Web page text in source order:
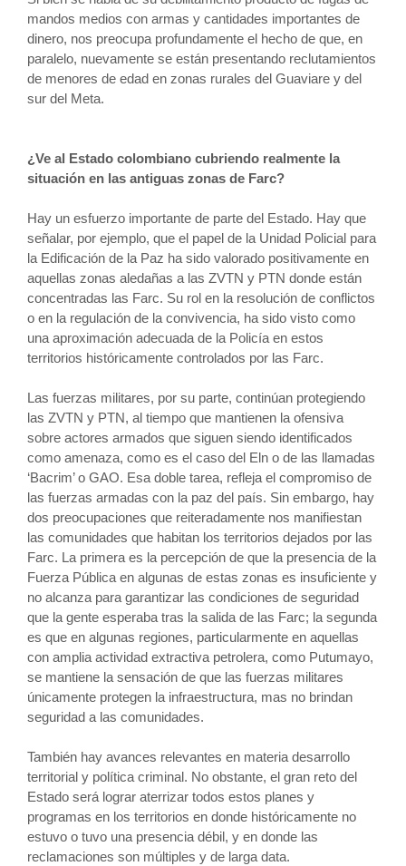
mandos medios con armas y cantidades importantes de
dinero, nos preocupa profundamente el hecho de que, en
paralelo, nuevamente se están presentando reclutamientos
de menores de edad en zonas rurales del Guaviare y del
sur del Meta.
¿Ve al Estado colombiano cubriendo realmente la
situación en las antiguas zonas de Farc?
Hay un esfuerzo importante de parte del Estado. Hay que
señalar, por ejemplo, que el papel de la Unidad Policial para
la Edificación de la Paz ha sido valorado positivamente en
aquellas zonas aledañas a las ZVTN y PTN donde están
concentradas las Farc. Su rol en la resolución de conflictos
o en la regulación de la convivencia, ha sido visto como
una aproximación adecuada de la Policía en estos
territorios históricamente controlados por las Farc.
Las fuerzas militares, por su parte, continúan protegiendo
las ZVTN y PTN, al tiempo que mantienen la ofensiva
sobre actores armados que siguen siendo identificados
como amenaza, como es el caso del Eln o de las llamadas
‘Bacrim’ o GAO. Esa doble tarea, refleja el compromiso de
las fuerzas armadas con la paz del país. Sin embargo, hay
dos preocupaciones que reiteradamente nos manifiestan
las comunidades que habitan los territorios dejados por las
Farc. La primera es la percepción de que la presencia de la
Fuerza Pública en algunas de estas zonas es insuficiente y
no alcanza para garantizar las condiciones de seguridad
que la gente esperaba tras la salida de las Farc; la segunda
es que en algunas regiones, particularmente en aquellas
con amplia actividad extractiva petrolera, como Putumayo,
se mantiene la sensación de que las fuerzas militares
únicamente protegen la infraestructura, mas no brindan
seguridad a las comunidades.
También hay avances relevantes en materia desarrollo
territorial y política criminal. No obstante, el gran reto del
Estado será lograr aterrizar todos estos planes y
programas en los territorios en donde históricamente no
estuvo o tuvo una presencia débil, y en donde las
reclamaciones son múltiples y de larga data.